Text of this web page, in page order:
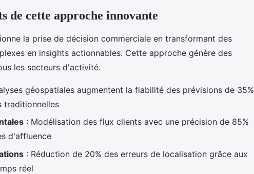
de cette approche innovante
la prise de décision commerciale en transformant des
en insights actionnables. Cette approche génère des
les secteurs d'activité.
géospatiales augmentent la fiabilité des prévisions de 35%
traditionnelles
: Modélisation des flux clients avec une précision de 85%
d'affluence
: Réduction de 20% des erreurs de localisation grâce aux
réel